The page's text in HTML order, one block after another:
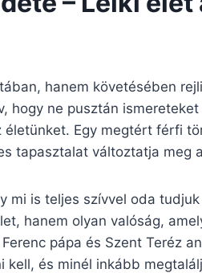
hanem követésében
hogy ne pusztán
Egy megtért férfi
tapasztalat változtatja meg
mi is teljes szívvel oda
hanem olyan valóság,
pápa és Szent Teréz
kell, és minél inkább